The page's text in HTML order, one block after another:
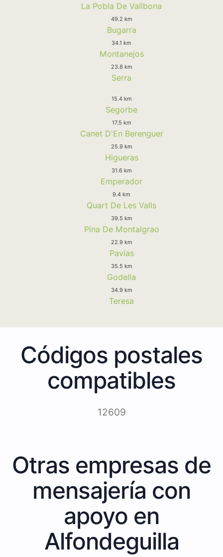
La Pobla De Vallbona
49.2 km
Bugarra
34.1 km
Montanejos
23.8 km
Serra
15.4 km
Segorbe
17.5 km
Canet D'En Berenguer
25.9 km
Higueras
31.6 km
Emperador
9.4 km
Quart De Les Valls
39.5 km
Pina De Montalgrao
22.9 km
Pavias
35.5 km
Godella
34.9 km
Teresa
Códigos postales
compatibles
12609
Otras empresas de
mensajería con
apoyo en
Alfondeguilla